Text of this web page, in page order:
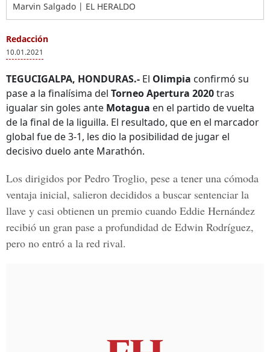
Marvin Salgado | EL HERALDO
Redacción
10.01.2021
TEGUCIGALPA, HONDURAS.- El Olimpia confirmó su
pase a la finalísima del Torneo Apertura 2020tras
igualar sin goles ante Motagua en el partido de vuelta
de la final de la liguilla. El resultado, que en el marcador
global fue de 3-1, les dio la posibilidad de jugar el
decisivo duelo ante Marathón.
Los dirigidos por Pedro Troglio, pese a tener una cómoda
ventaja inicial, salieron decididos a buscar sentenciar la
llave y casi obtienen un premio cuando Eddie Hernández
recibió un gran pase a profundidad de Edwin Rodríguez,
pero no entró a la red rival.